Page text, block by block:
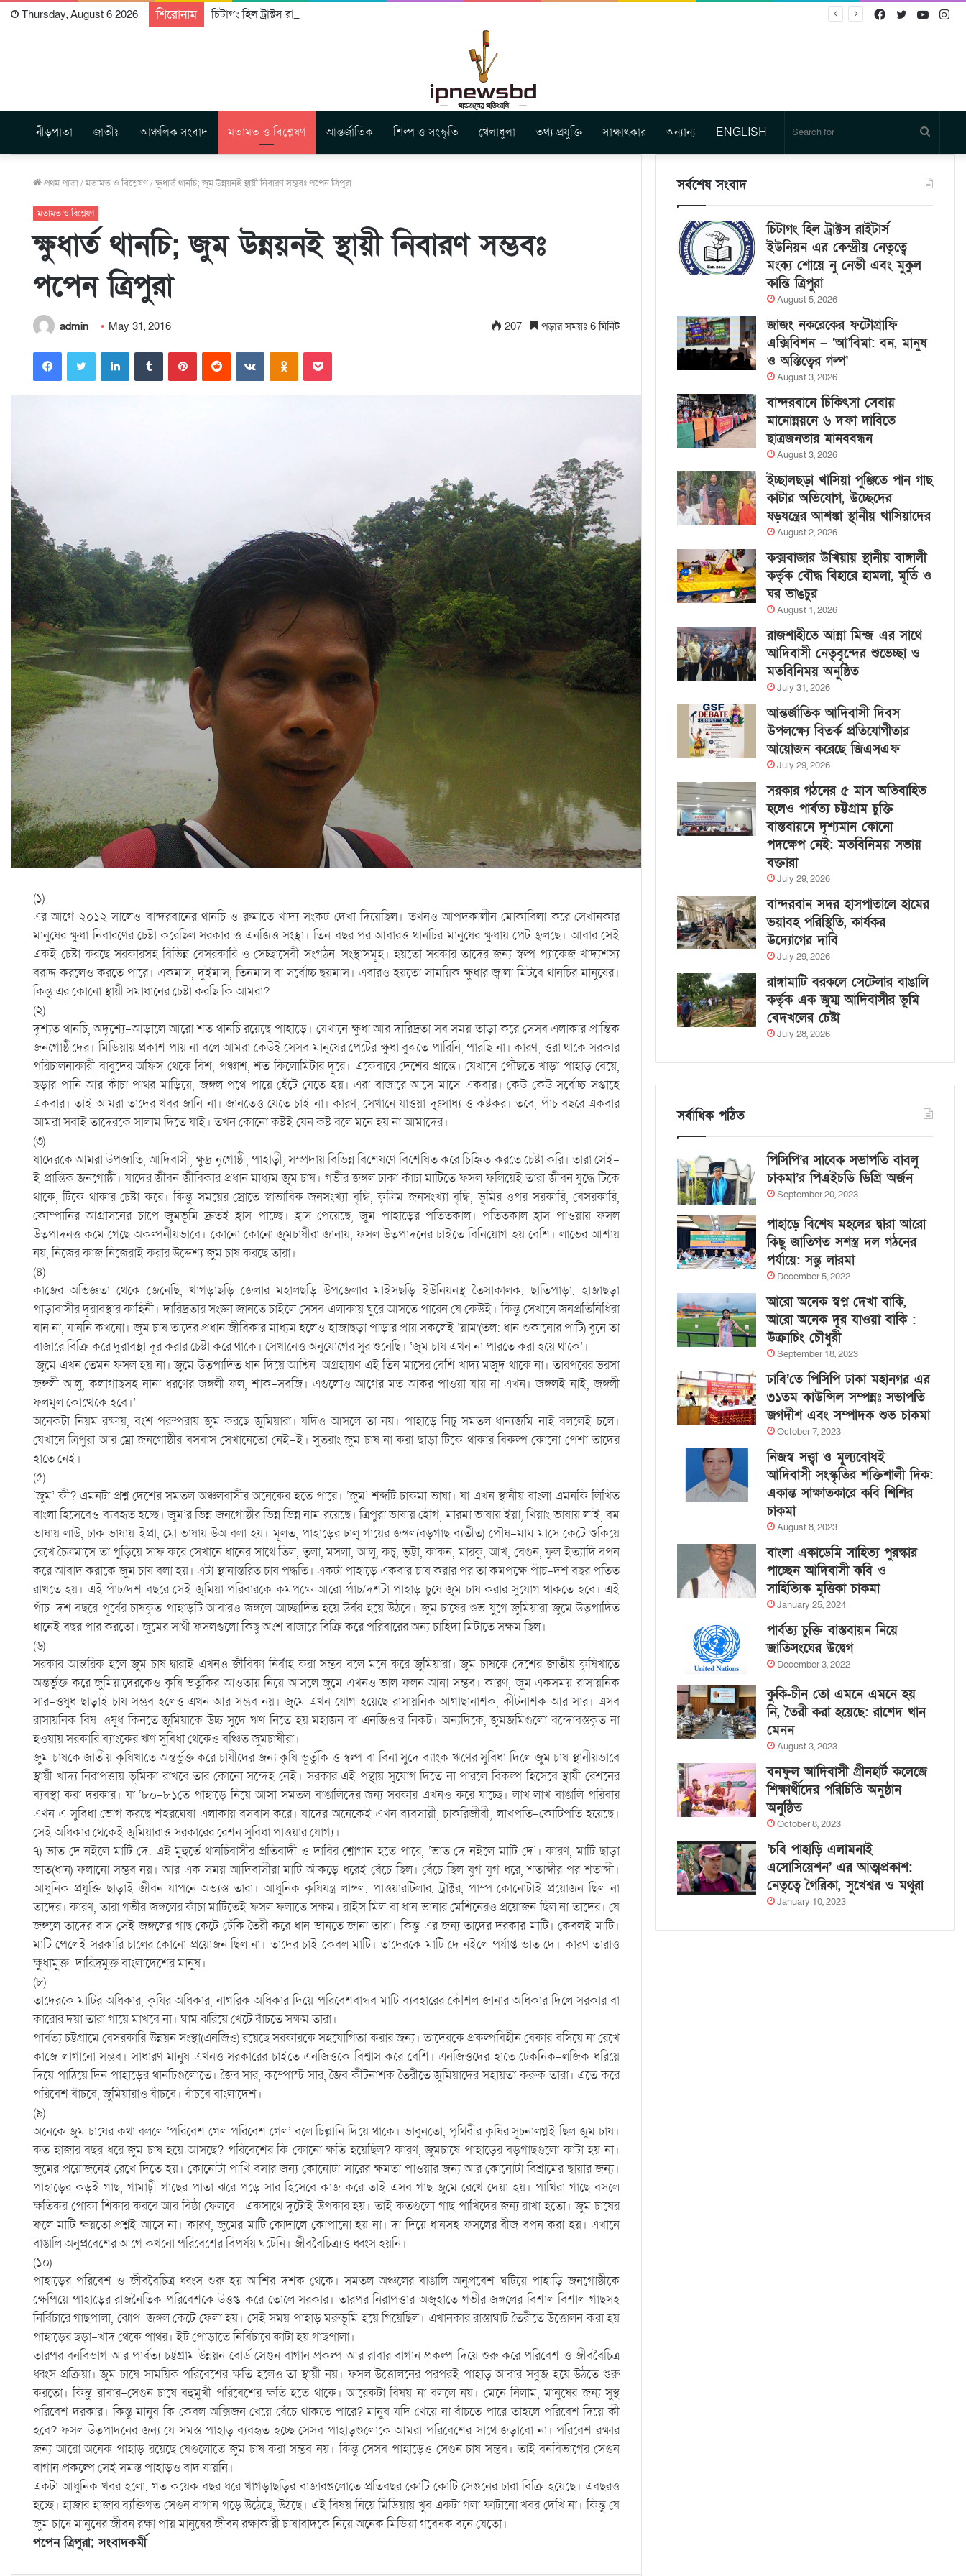
Thursday, August 6 2026 শিরোনাম চিটাগং হিল ট্রাক্টস রাইটার্স ইউনিয়ন এর কেন্দ্রীয় নেতৃত্বে মংক্য শোয়ে নু নেভী এবং মুকুল কান্তি ত্রিপুরা Twitter
Facebook
নীড়পাতা জাতীয় আঞ্চলিক সংবাদ মতামত ও বিশ্লেষণ আন্তর্জাতিক শিল্প ও সংস্কৃতি খেলাধুলা তথ্য প্রযুক্তি সাক্ষাৎকার অন্যান্য ENGLISH
for
প্রথম পাতা/মতামত ও বিশ্লেষণ/ক্ষুধার্ত থানচি; জুম উন্নয়নই স্থায়ী নিবারণ সম্ভবঃ পপেন ত্রিপুরা
মতামত ও বিশ্লেষণ
ক্ষুধার্ত থানচি; জুম উন্নয়নই স্থায়ী নিবারণ সম্ভবঃ
পপেন ত্রিপুরা
admin May 31, 2016 207 পড়ার সময়ঃ 6 মিনিট
(১)
এর আগে ২০১২ সালেও বান্দরবানের থানচি ও রুমাতে খাদ্য সংকট দেখা দিয়েছিল। তখনও আপদকালীন মোকাবিলা করে সেখানকার
মানুষের ক্ষুধা নিবারণের চেষ্টা করেছিল সরকার ও এনজিও সংস্থা। তিন বছর পর আবারও থানচির মানুষের ক্ষুধায় পেট জ্বলছে। আবার সেই
একই চেষ্টা করছে সরকারসহ বিভিন্ন বেসরকারি ও সেচ্ছাসেবী সংগঠন-সংস্থাসমূহ। হয়তো সরকার তাদের জন্য স্বল্প প্যাকেজ খাদ্যশস্য
বরাদ্দ করলেও করতে পারে। একমাস, দুইমাস, তিনমাস বা সর্বোচ্চ ছয়মাস। এবারও হয়তো সাময়িক ক্ষুধার জ্বালা মিটবে থানচির মানুষের।
কিন্তু এর কোনো স্থায়ী সমাধানের চেষ্টা করছি কি আমরা?
(২)
দৃশ্যত থানচি, অদৃশ্যে-আড়ালে আরো শত থানচি রয়েছে পাহাড়ে। যেখানে ক্ষুধা আর দারিদ্রতা সব সময় তাড়া করে সেসব এলাকার প্রান্তিক
জনগোষ্ঠীদের। মিডিয়ায় প্রকাশ পায় না বলে আমরা কেউই সেসব মানুষের পেটের ক্ষুধা বুঝতে পারিনি, পারছি না। কারণ, ওরা থাকে সরকার
পরিচালনাকারী বাবুদের অফিস থেকে বিশ, পঞ্চাশ, শত কিলোমিটার দূরে। একেবারে দেশের প্রান্তে। যেখানে পৌঁছতে খাড়া পাহাড় বেয়ে,
ছড়ার পানি আর কাঁচা পাথর মাড়িয়ে, জঙ্গল পথে পায়ে হেঁটে যেতে হয়। এরা বাজারে আসে মাসে একবার। কেউ কেউ সর্বোচ্চ সপ্তাহে
একবার। তাই আমরা তাদের খবর জানি না। জানতেও যেতে চাই না। কারণ, সেখানে যাওয়া দুঃসাধ্য ও কষ্টকর। তবে, পাঁচ বছরে একবার
আমরা সবাই তাদেরকে সালাম দিতে যাই। তখন কোনো কষ্টই যেন কষ্ট বলে মনে হয় না আমাদের।
(৩)
যাদেরকে আমরা উপজাতি, আদিবাসী, ক্ষুদ্র নৃগোষ্ঠী, পাহাড়ী, সম্প্রদায় বিভিন্ন বিশেষণে বিশেষিত করে চিহ্নিত করতে চেষ্টা করি। তারা সেই-
ই প্রান্তিক জনগোষ্ঠী। যাদের জীবন জীবিকার প্রধান মাধ্যম জুম চাষ। গভীর জঙ্গল ঢাকা কাঁচা মাটিতে ফসল ফলিয়েই তারা জীবন যুদ্ধে টিকে
থাকে, টিকে থাকার চেষ্টা করে। কিন্তু সময়ের স্রোতে স্বাভাবিক জনসংখ্যা বৃদ্ধি, কৃত্রিম জনসংখ্যা বৃদ্ধি, ভূমির ওপর সরকারি, বেসরকারি,
কোম্পানির আগ্রাসনের চাপে জুমভূমি দ্রুতই হ্রাস পাচ্ছে। হ্রাস পেয়েছে, জুম পাহাড়ের পতিতকাল। পতিতকাল হ্রাস পাওয়ায় ফসল
উত্‍পাদনও কমে গেছে অকল্পনীয়ভাবে। কোনো কোনো জুমচাষীরা জানায়, ফসল উত্‍পাদনের চাইতে বিনিয়োগ হয় বেশি। লাভের আশায়
নয়, নিজের কাজ নিজেরাই করার উদ্দেশ্য জুম চাষ করছে তারা।
(৪)
কাজের অভিজ্ঞতা থেকে জেনেছি, খাগড়াছড়ি জেলার মহালছড়ি উপজেলার মাইসছড়ি ইউনিয়নস্থ তৈসাকালক, ছাতিপাড়া, হাজাছড়া
পাড়াবাসীর দূরাবস্থার কাহিনী। দারিদ্রতার সংজ্ঞা জানতে চাইলে সেসব এলাকায় ঘুরে আসতে পারেন যে কেউই। কিন্তু সেখানে জনপ্রতিনিধিরা
যান না, যাননি কখনো। জুম চাষ তাদের প্রধান জীবিকার মাধ্যম হলেও হাজাছড়া পাড়ার প্রায় সকলেই ‘য়াম'(তল: ধান শুকানোর পাটি) বুনে তা
বাজারে বিক্রি করে দুরাবস্থা দূর করার চেষ্টা করে থাকে। সেখানেও অনুযোগের সুর শুনেছি। ‘জুম চাষ এখন না পারতে করা হয়ে থাকে’।
‘জুমে এখন তেমন ফসল হয় না। জুমে উত্‍পাদিত ধান দিয়ে আশ্বিন-অগ্রহায়ণ এই তিন মাসের বেশি খাদ্য মজুদ থাকে না। তারপরের ভরসা
জঙ্গলী আলু, কলাগাছসহ নানা ধরণের জঙ্গলী ফল, শাক-সবজি। এগুলোও আগের মত আকর পাওয়া যায় না এখন। জঙ্গলই নাই, জঙ্গলী
ফলমুল কোত্থেকে হবে।’
অনেকটা নিয়ম রক্ষায়, বংশ পরম্পরায় জুম করছে জুমিয়ারা। যদিও আসলে তা নয়। পাহাড়ে নিচু সমতল ধান্যজমি নাই বললেই চলে।
যেখানে ত্রিপুরা আর ম্রো জনগোষ্ঠীর বসবাস সেখানেতো নেই-ই। সুতরাং জুম চাষ না করা ছাড়া টিকে থাকার বিকল্প কোনো পেশা তাদের
হাতে নেই।
(৫)
‘জুম’ কী? এমনটা প্রশ্ন দেশের সমতল অঞ্চলবাসীর অনেকের হতে পারে। ‘জুম’ শব্দটি চাকমা ভাষা। যা এখন স্থানীয় বাংলা এমনকি লিখিত
বাংলা হিসেবেও ব্যবহৃত হচ্ছে। জুম’র ভিন্ন জনগোষ্ঠীর ভিন্ন ভিন্ন নাম রয়েছে। ত্রিপুরা ভাষায় হৌগ, মারমা ভাষায় ইয়া, খিয়াং ভাষায় লাই, বম
ভাষায় লাউ, চাক ভাষায় ইপ্রা, ম্রো ভাষায় উঅ বলা হয়। মূলত, পাহাড়ের ঢালু গায়ের জঙ্গল(বড়গাছ ব্যতীত) পৌষ-মাঘ মাসে কেটে শুকিয়ে
রেখে চৈত্রমাসে তা পুড়িয়ে সাফ করে সেখানে ধানের সাথে তিল, তুলা, মসলা, আলু, কচু, ভুট্টা, কাকন, মারকু, আখ, বেগুন, ফুল ইত্যাদি বপন
করে আবাদ করাকে জুম চাষ বলা হয়। এটা স্থানান্তরিত চাষ পদ্ধতি। একটা পাহাড়ে একবার চাষ করার পর তা কমপক্ষে পাঁচ-দশ বছর পতিত
রাখতে হয়। এই পাঁচ/দশ বছরে সেই জুমিয়া পরিবারকে কমপক্ষে আরো পাঁচ/দশটা পাহাড় চুষে জুম চাষ করার সুযোগ থাকতে হবে। এই
পাঁচ-দশ বছরে পূর্বের চাষকৃত পাহাড়টি আবারও জঙ্গলে আচ্ছাদিত হয়ে উর্বর হয়ে উঠবে। জুম চাষের শুভ যুগে জুমিয়ারা জুমে উত্‍পাদিত
ধানেই বছর পার করতো। জুমের সাথী ফসলগুলো কিছু অংশ বাজারে বিক্রি করে পরিবারের অন্য চাহিদা মিটাতে সক্ষম ছিল।
(৬)
সরকার আন্তরিক হলে জুম চাষ দ্বারাই এখনও জীবিকা নির্বাহ করা সম্ভব বলে মনে করে জুমিয়ারা। জুম চাষকে দেশের জাতীয় কৃষিখাতে
অন্তর্ভুক্ত করে জুমিয়াদেরকেও কৃষি ভর্তুকির আওতায় নিয়ে আসলে জুমে এখনও ভাল ফলন আনা সম্ভব। কারণ, জুম একসময় রাসায়নিক
সার-ওষুধ ছাড়াই চাষ সম্ভব হলেও এখন আর সম্ভব নয়। জুমে এখন যোগ হয়েছে রাসায়নিক আগাছানাশক, কীটনাশক আর সার। এসব
রাসায়নিক বিষ-ওষুধ কিনতে জুমিয়াকে উচ্চ সুদে ঋণ নিতে হয় মহাজন বা এনজিও’র নিকট। অন্যদিকে, জুমজমিগুলো বন্দোবস্তকৃত না
হওয়ায় সরকারি ব্যাংকের ঋণ সুবিধা থেকেও বঞ্চিত জুমচাষীরা।
জুম চাষকে জাতীয় কৃষিখাতে অন্তর্ভুক্ত করে চাষীদের জন্য কৃষি ভূর্তুকি ও স্বল্প বা বিনা সুদে ব্যাংক ঋণের সুবিধা দিলে জুম চাষ স্থানীয়ভাবে
স্থায়ী খাদ্য নিরাপত্তায় ভূমিকা রাখবে তার কোনো সন্দেহ নেই। সরকার এই পন্থায় সুযোগ দিতে না পারলে বিকল্প হিসেবে স্থায়ী রেশনের
ব্যবস্থা করা দরকার। যা ‘৮০-৮১তে পাহাড়ে নিয়ে আসা সমতল বাঙালিদের জন্য সরকার এখনও করে যাচ্ছে। লাখ লাখ বাঙালি পরিবার
এখন এ সুবিধা ভোগ করছে শহরঘেষা এলাকায় বসবাস করে। যাদের অনেকেই এখন ব্যবসায়ী, চাকরিজীবী, লাখপতি-কোটিপতি হয়েছে।
সেই অধিকার থেকেই জুমিয়ারাও সরকারের রেশন সুবিধা পাওয়ার যোগ্য।
৭) ভাত দে নইলে মাটি দে: এই মুহুর্তে থানচিবাসীর প্রতিবাদী ও দাবির শ্লোগান হতে পারে, ‘ভাত দে নইলে মাটি দে’। কারণ, মাটি ছাড়া
ভাত(ধান) ফলানো সম্ভব নয়। আর এক সময় আদিবাসীরা মাটি আঁকড়ে ধরেই বেঁচে ছিল। বেঁচে ছিল যুগ যুগ ধরে, শতাব্দীর পর শতাব্দী।
আধুনিক প্রযুক্তি ছাড়াই জীবন যাপনে অভ্যস্ত তারা। আধুনিক কৃষিযন্ত্র লাঙ্গল, পাওয়ারটিলার, ট্রাক্টর, পাম্প কোনোটাই প্রয়োজন ছিল না
তাদের। কারণ, তারা গভীর জঙ্গলের কাঁচা মাটিতেই ফসল ফলাতে সক্ষম। রাইস মিল বা ধান ভানার মেশিনেরও প্রয়োজন ছিল না তাদের। যে
জঙ্গলে তাদের বাস সেই জঙ্গলের গাছ কেটে ঢেঁকি তৈরী করে ধান ভানতে জানা তারা। কিন্তু এর জন্য তাদের দরকার মাটি। কেবলই মাটি।
মাটি পেলেই সরকারি চালের কোনো প্রয়োজন ছিল না। তাদের চাই কেবল মাটি। তাদেরকে মাটি দে নইলে পর্যাপ্ত ভাত দে। কারণ তারাও
ক্ষুধামুক্ত-দারিদ্রমুক্ত বাংলাদেশের মানুষ।
(৮)
তাদেরকে মাটির অধিকার, কৃষির অধিকার, নাগরিক অধিকার দিয়ে পরিবেশবান্ধব মাটি ব্যবহারের কৌশল জানার অধিকার দিলে সরকার বা
কারোর দয়া তারা গায়ে মাখবে না। ঘাম ঝরিয়ে খেটে বাঁচতে সক্ষম তারা।
পার্বত্য চট্টগ্রামে বেসরকারি উন্নয়ন সংস্থা(এনজিও) রয়েছে সরকারকে সহযোগিতা করার জন্য। তাদেরকে প্রকল্পবিহীন বেকার বসিয়ে না রেখে
কাজে লাগানো সম্ভব। সাধারণ মানুষ এখনও সরকারের চাইতে এনজিওকে বিশ্বাস করে বেশি। এনজিওদের হাতে টেকনিক-লজিক ধরিয়ে
দিয়ে পাঠিয়ে দিন পাহাড়ের থানচিগুলোতে। জৈব সার, কম্পোস্ট সার, জৈব কীটনাশক তৈরীতে জুমিয়াদের সহায়তা করুক তারা। এতে করে
পরিবেশ বাঁচবে, জুমিয়ারাও বাঁচবে। বাঁচবে বাংলাদেশ।
(৯)
অনেকে জুম চাষের কথা বললে ‘পরিবেশ গেল পরিবেশ গেল’ বলে চিল্লানি দিয়ে থাকে। ভাবুনতো, পৃথিবীর কৃষির সূচনালগ্নই ছিল জুম চাষ।
কত হাজার বছর ধরে জুম চাষ হয়ে আসছে? পরিবেশের কি কোনো ক্ষতি হয়েছিল? কারণ, জুমচাষে পাহাড়ের বড়গাছগুলো কাটা হয় না।
জুমের প্রয়োজনেই রেখে দিতে হয়। কোনোটা পাখি বসার জন্য কোনোটা সারের ক্ষমতা পাওয়ার জন্য আর কোনোটা বিশ্রামের ছায়ার জন্য।
পাহাড়ের কড়ই গাছ, গামাঢ়ী গাছের পাতা ঝরে পড়ে সার হিসেবে কাজ করে তাই এসব গাছ জুমে রেখে দেয়া হয়। পাখিরা গাছে বসলে
ক্ষতিকর পোকা শিকার করবে আর বিষ্ঠা ফেলবে- একসাথে দুটোই উপকার হয়। তাই কতগুলো গাছ পাখিদের জন্য রাখা হতো। জুম চাষের
ফলে মাটি ক্ষয়তো প্রশ্নই আসে না। কারণ, জুমের মাটি কোদালে কোপানো হয় না। দা দিয়ে ধানসহ ফসলের বীজ বপন করা হয়। এখানে
বাঙালি অনুপ্রবেশের আগে কখনো পরিবেশের বিপর্যয় ঘটেনি। জীববৈচিত্র্যও ধ্বংস হয়নি।
(১০)
পাহাড়ের পরিবেশ ও জীববৈচিত্র ধ্বংস শুরু হয় আশির দশক থেকে। সমতল অঞ্চলের বাঙালি অনুপ্রবেশ ঘটিয়ে পাহাড়ি জনগোষ্ঠীকে
ক্ষেপিয়ে পাহাড়ের রাজনৈতিক পরিবেশকে উত্তপ্ত করে তোলে সরকার। তারপর নিরাপত্তার অজুহাতে গভীর জঙ্গলের বিশাল বিশাল গাছসহ
নির্বিচারে গাছপালা, ঝোপ-জঙ্গল কেটে ফেলা হয়। সেই সময় পাহাড় মরুভূমি হয়ে গিয়েছিল। এখানকার রাস্তাঘাট তৈরীতে উত্তোলন করা হয়
পাহাড়ের ছড়া-খাদ থেকে পাথর। ইট পোড়াতে নির্বিচারে কাটা হয় গাছপালা।
তারপর বনবিভাগ আর পার্বত্য চট্টগ্রাম উন্নয়ন বোর্ড সেগুন বাগান প্রকল্প আর রাবার বাগান প্রকল্প দিয়ে শুরু করে পরিবেশ ও জীববৈচিত্র
ধ্বংস প্রক্রিয়া। জুম চাষে সাময়িক পরিবেশের ক্ষতি হলেও তা স্থায়ী নয়। ফসল উত্তোলনের পরপরই পাহাড় আবার সবুজ হয়ে উঠতে শুরু
করতো। কিন্তু রাবার-সেগুন চাষে বহুমুখী পরিবেশের ক্ষতি হতে থাকে। আরেকটা বিষয় না বললে নয়। মেনে নিলাম, মানুষের জন্য সুস্থ
পরিবেশ দরকার। কিন্তু মানুষ কি কেবল অক্সিজন খেয়ে বেঁচে থাকতে পারে? মানুষ যদি খেয়ে না বাঁচতে পারে তাহলে পরিবেশ দিয়ে কী
হবে? ফসল উত্‍পাদনের জন্য যে সমস্ত পাহাড় ব্যবহৃত হচ্ছে সেসব পাহাড়গুলোকে আমরা পরিবেশের সাথে জড়াবো না। পরিবেশ রক্ষার
জন্য আরো অনেক পাহাড় রয়েছে যেগুলোতে জুম চাষ করা সম্ভব নয়। কিন্তু সেসব পাহাড়েও সেগুন চাষ সম্ভব। তাই বনবিভাগের সেগুন
বাগান প্রকল্পে সেই সমস্ত পাহাড়ও বাদ যায়নি।
একটা আধুনিক খবর হলো, গত কয়েক বছর ধরে খাগড়াছড়ির বাজারগুলোতে প্রতিবছর কোটি কোটি সেগুনের চারা বিক্রি হয়েছে। এবছরও
হচ্ছে। হাজার হাজার ব্যক্তিগত সেগুন বাগান গড়ে উঠেছে, উঠছে। এই বিষয় নিয়ে মিডিয়ায় খুব একটা গলা ফাটানো খবর দেখি না। কিন্তু যে
জুম চাষে মানুষের জীবন রক্ষা পায় মানুষের জীবন রক্ষাকারী চাষাবাদকে নিয়ে অনেক মিডিয়া গবেষক বনে যেতো।
পপেন ত্রিপুরা; সংবাদকর্মী
সর্বশেষ সংবাদ
চিটাগং হিল ট্রাক্টস রাইটার্স
ইউনিয়ন এর কেন্দ্রীয় নেতৃত্বে
মংক্য শোয়ে নু নেভী এবং মুকুল
কান্তি ত্রিপুরা
August 5, 2026
জাজং নকরেকের ফটোগ্রাফি
এক্সিবিশন – ‘আ’বিমা: বন, মানুষ
ও অস্তিত্বের গল্প’
August 3, 2026
বান্দরবানে চিকিৎসা সেবায়
মানোন্নয়নে ৬ দফা দাবিতে
ছাত্রজনতার মানববন্ধন
August 3, 2026
ইচ্ছালছড়া খাসিয়া পুঞ্জিতে পান গাছ
কাটার অভিযোগ, উচ্ছেদের
ষড়যন্ত্রের আশঙ্কা স্থানীয় খাসিয়াদের
August 2, 2026
কক্সবাজার উখিয়ায় স্থানীয় বাঙ্গালী
কর্তৃক বৌদ্ধ বিহারে হামলা, মূর্তি ও
ঘর ভাঙচুর
August 1, 2026
রাজশাহীতে আন্না মিন্জ এর সাথে
আদিবাসী নেতৃবৃন্দের শুভেচ্ছা ও
মতবিনিময় অনুষ্ঠিত
July 31, 2026
আন্তর্জাতিক আদিবাসী দিবস
উপলক্ষ্যে বিতর্ক প্রতিযোগীতার
আয়োজন করেছে জিএসএফ
July 29, 2026
সরকার গঠনের ৫ মাস অতিবাহিত
হলেও পার্বত্য চট্টগ্রাম চুক্তি
বাস্তবায়নে দৃশ্যমান কোনো
পদক্ষেপ নেই: মতবিনিময় সভায়
বক্তারা
July 29, 2026
বান্দরবান সদর হাসপাতালে হামের
ভয়াবহ পরিস্থিতি, কার্যকর
উদ্যোগের দাবি
July 29, 2026
রাঙ্গামাটি বরকলে সেটেলার বাঙালি
কর্তৃক এক জুম্ম আদিবাসীর ভূমি
বেদখলের চেষ্টা
July 28, 2026
সর্বাধিক পঠিত
পিসিপি’র সাবেক সভাপতি বাবলু
চাকমা’র পিএইচডি ডিগ্রি অর্জন
September 20, 2023
পাহাড়ে বিশেষ মহলের দ্বারা আরো
কিছু জাতিগত সশস্ত্র দল গঠনের
পর্যায়ে: সন্তু লারমা
December 5, 2022
আরো অনেক স্বপ্ন দেখা বাকি,
আরো অনেক দূর যাওয়া বাকি :
উক্রাচিং চৌধুরী
September 18, 2023
ঢাবি’তে পিসিপি ঢাকা মহানগর এর
৩১তম কাউন্সিল সম্পন্নঃ সভাপতি
জগদীশ এবং সম্পাদক শুভ চাকমা
October 7, 2023
নিজস্ব সত্ত্বা ও মূল্যবোধই
আদিবাসী সংস্কৃতির শক্তিশালী দিক:
একান্ত সাক্ষাতকারে কবি শিশির
চাকমা
August 8, 2023
বাংলা একাডেমি সাহিত্য পুরস্কার
পাচ্ছেন আদিবাসী কবি ও
সাহিত্যিক মৃত্তিকা চাকমা
January 25, 2024
পার্বত্য চুক্তি বাস্তবায়ন নিয়ে
জাতিসংঘের উদ্বেগ
December 3, 2022
কুকি-চীন তো এমনে এমনে হয়
নি, তৈরী করা হয়েছে: রাশেদ খান
মেনন
August 3, 2023
বনফুল আদিবাসী গ্রীনহার্ট কলেজে
শিক্ষার্থীদের পরিচিতি অনুষ্ঠান
অনুষ্ঠিত
October 8, 2023
‘চবি পাহাড়ি এলামনাই
এসোসিয়েশন’ এর আত্মপ্রকাশ:
নেতৃত্বে গৈরিকা, সুখেশ্বর ও মথুরা
January 10, 2023